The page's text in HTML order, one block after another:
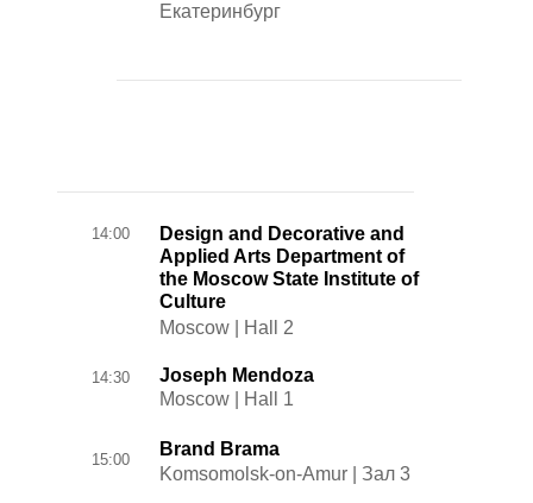
Екатеринбург
15:00
Moscow | Hall 1
Joseph Mendoza
Moscow | Hall 2
Design and Decorative and
Applied Arts Department of
the Moscow State Institute of
Culture
Brand Brama
Komsomolsk-on-Amur | Зал 3
14:30
14:00